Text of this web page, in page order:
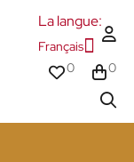
La langue:
Français
0
0